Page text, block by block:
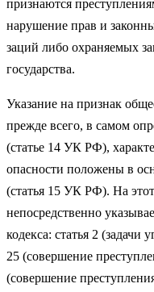
признаются
нарушение прав и
заций либо охраняемых
государ­ства.
Указание на признак
пре­жде всего, в самом
(статье 14 УК РФ),
опасности положены в
(статья 15 УК РФ). На
непосредственно
кодекса: статья 2 (задачи
25 (совершение
(совершение